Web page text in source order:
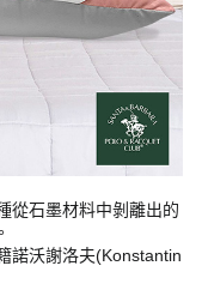
從石墨材料中剝離出的
諾沃謝洛夫(Konstantin